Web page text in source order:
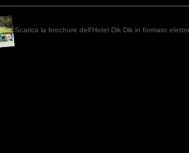
Scarica la brochure dell'Hotel Dik Dik in formato